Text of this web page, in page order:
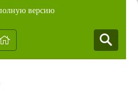
версию